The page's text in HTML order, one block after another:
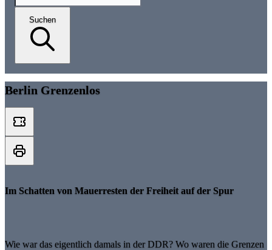
Suchen
Berlin Grenzenlos
Im Schatten von Mauerresten der Freiheit auf der Spur
Wie war das eigentlich damals in der DDR? Wo waren die Grenzen